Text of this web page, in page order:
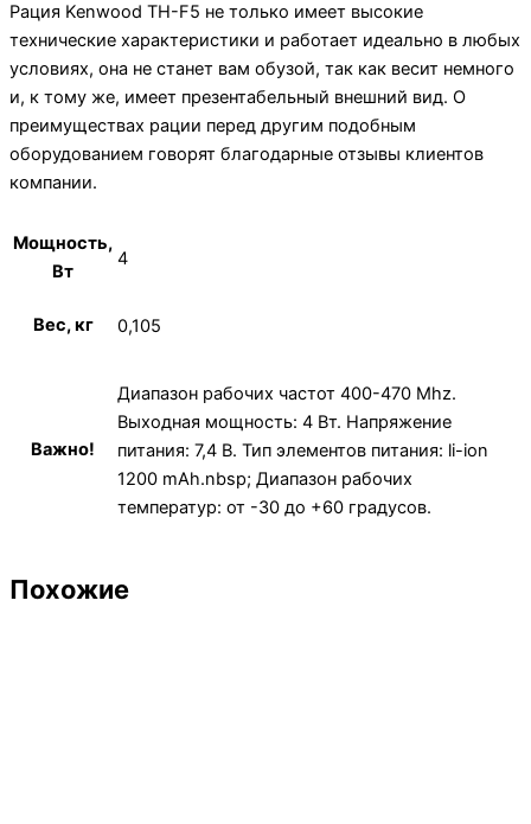
Рация Kenwood TH-F5 не только имеет высокие
технические характеристики и работает идеально в любых
условиях, она не станет вам обузой, так как весит немного
и, к тому же, имеет презентабельный внешний вид. О
преимуществах рации перед другим подобным
оборудованием говорят благодарные отзывы клиентов
компании.
Мощность,
Вт
4
Вес, кг 0,105
Важно!
Диапазон рабочих частот 400-470 Mhz.
Выходная мощность: 4 Вт. Напряжение
питания: 7,4 В. Тип элементов питания: li-ion
1200 mAh.nbsp; Диапазон рабочих
температур: от -30 до +60 градусов.
Похожие